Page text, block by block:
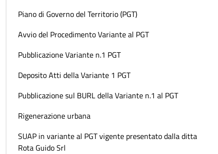
Piano di Governo del Territorio (PGT)
Avvio del Procedimento Variante al PGT
Pubblicazione Variante n.1 PGT
Deposito Atti della Variante 1 PGT
Pubblicazione sul BURL della Variante n.1 al PGT
Rigenerazione urbana
SUAP in variante al PGT vigente presentato dalla ditta
Rota Guido Srl